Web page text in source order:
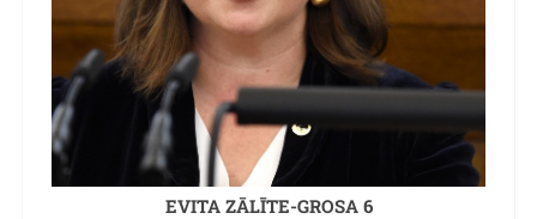
EVITA ZĀLĪTE-GROSA 6